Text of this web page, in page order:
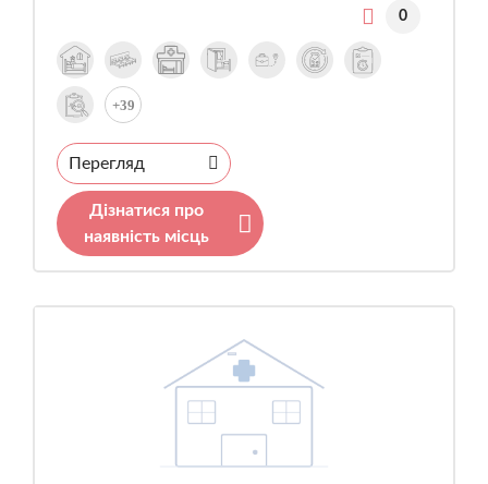
0
+39
Перегляд
Дізнатися про
наявність місць